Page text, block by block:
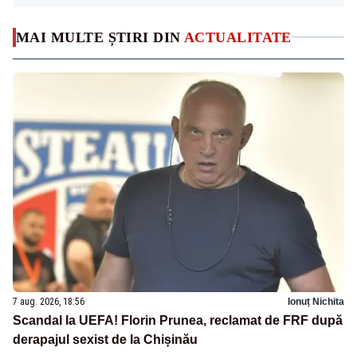
MAI MULTE ȘTIRI DIN ACTUALITATE
7 aug. 2026, 18:56 Ionuț Nichita
Scandal la UEFA! Florin Prunea, reclamat de FRF după
derapajul sexist de la Chișinău